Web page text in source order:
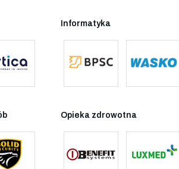
Informatyka
Opieka zdrowotna